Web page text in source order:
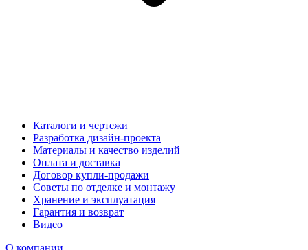
Каталоги и чертежи
Разработка дизайн-проекта
Материалы и качество изделий
Оплата и доставка
Договор купли-продажи
Советы по отделке и монтажу
Хранение и эксплуатация
Гарантия и возврат
Видео
О компании